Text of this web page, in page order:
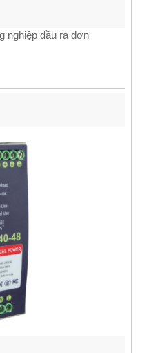
nghiệp đầu ra đơn